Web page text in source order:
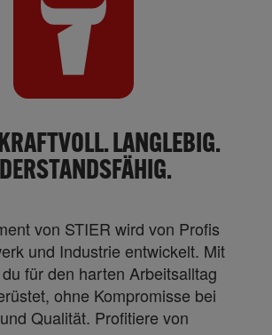
LANGLEBIG.
von STIER wird von Profis
und Industrie entwickelt. Mit
für den harten Arbeitsalltag
ohne Kompromisse bei
Qualität. Profitiere von